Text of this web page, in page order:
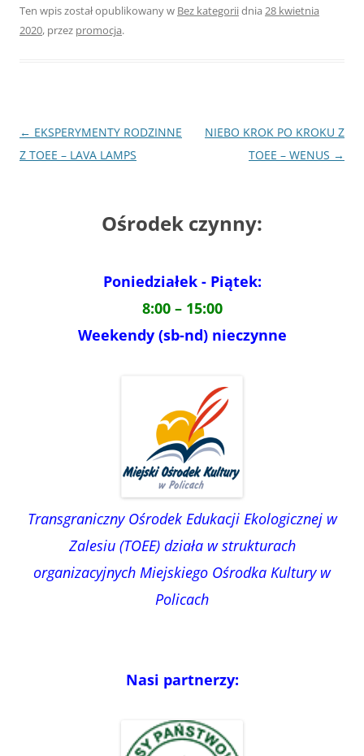
Ten wpis został opublikowany w Bez kategoriidnia 28 kwietnia
2020, przez promocja.
Nawigacja
wpisu
← EKSPERYMENTY RODZINNE
Z TOEE – LAVA LAMPS
NIEBO KROK PO KROKU Z
TOEE – WENUS →
Ośrodek czynny:
Poniedziałek - Piątek:
8:00 – 15:00
Weekendy (sb-nd) nieczynne
Transgraniczny Ośrodek Edukacji Ekologicznej w
Zalesiu (TOEE) działa w strukturach
organizacyjnych Miejskiego Ośrodka Kultury w
Policach
Nasi partnerzy: